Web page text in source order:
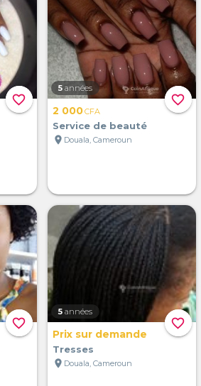
favorite_border favorite_border
5 années
2 000CFA
Service de beauté
location_on Douala, Cameroun
favorite_border favorite_border
5 années
Prix sur demande
Tresses
location_on Douala, Cameroun